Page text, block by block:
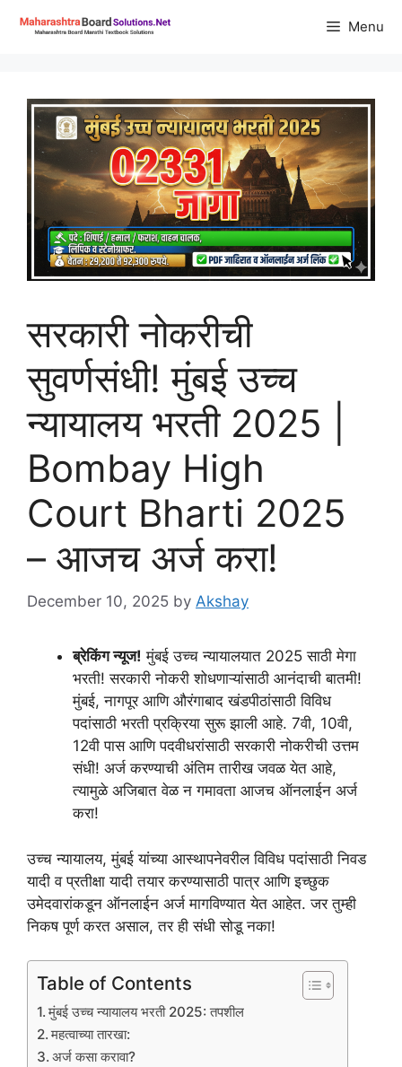
Menu
सरकारी नोकरीची
सुवर्णसंधी! मुंबई उच्च
न्यायालय भरती 2025 |
Bombay High
Court Bharti 2025
– आजच अर्ज करा!
December 10, 2025 by Akshay
ब्रेकिंग न्यूज! मुंबई उच्च न्यायालयात 2025 साठी मेगा
भरती! सरकारी नोकरी शोधणाऱ्यांसाठी आनंदाची बातमी!
मुंबई, नागपूर आणि औरंगाबाद खंडपीठांसाठी विविध
पदांसाठी भरती प्रक्रिया सुरू झाली आहे. 7वी, 10वी,
12वी पास आणि पदवीधरांसाठी सरकारी नोकरीची उत्तम
संधी! अर्ज करण्याची अंतिम तारीख जवळ येत आहे,
त्यामुळे अजिबात वेळ न गमावता आजच ऑनलाईन अर्ज
करा!
उच्च न्यायालय, मुंबई यांच्या आस्थापनेवरील विविध पदांसाठी निवड
यादी व प्रतीक्षा यादी तयार करण्यासाठी पात्र आणि इच्छुक
उमेदवारांकडून ऑनलाईन अर्ज मागविण्यात येत आहेत. जर तुम्ही
निकष पूर्ण करत असाल, तर ही संधी सोडू नका!
Table of Contents
मुंबई उच्च न्यायालय भरती 2025: तपशील
महत्वाच्या तारखा:
अर्ज कसा करावा?